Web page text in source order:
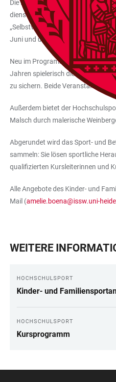
Die beiden Tenniskurse, die sich
dienstags und donnerstags auf
„Selbstverteidigung – Nicht mit
Juni und umfasst acht Termine
Neu im Programm des
Jahren spielerisch die Grundlagen
zu sichern. Beide
Außerdem bietet der
Malsch durch malerische
Abgerundet wird das Sport- und
sammeln: Sie lösen sportliche
qualifizierten Kursleiterinnen und
Alle Angebote des Kinder- und
Mail (amelie.boena@issw.uni-
WEITERE
HOCHSCHULSPORT
Kinder- und
HOCHSCHULSPORT
Kursprogramm